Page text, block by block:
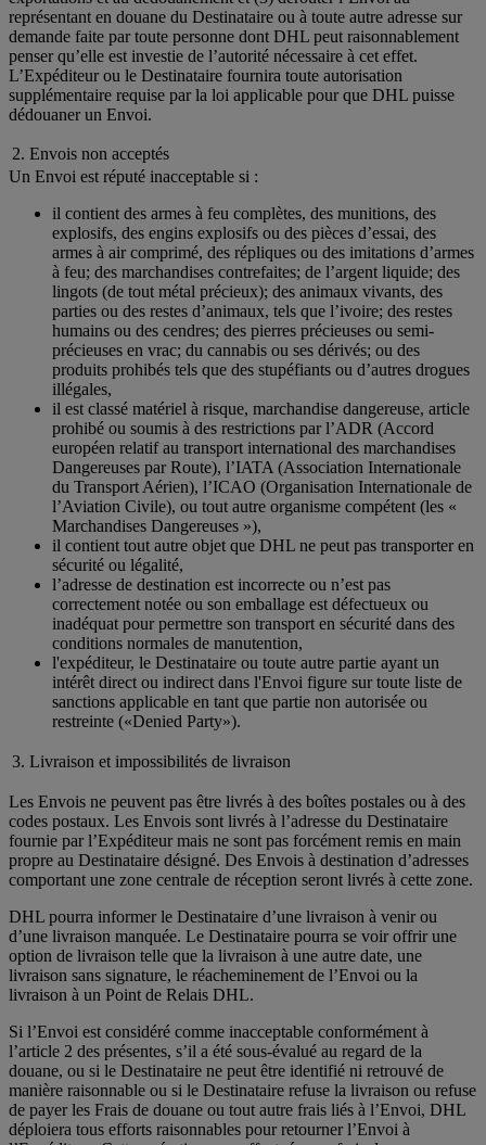
représentant en douane du Destinataire ou à toute autre adresse sur
demande faite par toute personne dont DHL peut raisonnablement
penser qu’elle est investie de l’autorité nécessaire à cet effet.
L’Expéditeur ou le Destinataire fournira toute autorisation
supplémentaire requise par la loi applicable pour que DHL puisse
dédouaner un Envoi.
2. Envois non acceptés
Un Envoi est réputé inacceptable si :
il contient des armes à feu complètes, des munitions, des
explosifs, des engins explosifs ou des pièces d’essai, des
armes à air comprimé, des répliques ou des imitations d’armes
à feu; des marchandises contrefaites; de l’argent liquide; des
lingots (de tout métal précieux); des animaux vivants, des
parties ou des restes d’animaux, tels que l’ivoire; des restes
humains ou des cendres; des pierres précieuses ou semi-
précieuses en vrac; du cannabis ou ses dérivés; ou des
produits prohibés tels que des stupéfiants ou d’autres drogues
illégales,
il est classé matériel à risque, marchandise dangereuse, article
prohibé ou soumis à des restrictions par l’ADR (Accord
européen relatif au transport international des marchandises
Dangereuses par Route), l’IATA (Association Internationale
du Transport Aérien), l’ICAO (Organisation Internationale de
l’Aviation Civile), ou tout autre organisme compétent (les «
Marchandises Dangereuses »),
il contient tout autre objet que DHL ne peut pas transporter en
sécurité ou légalité,
l’adresse de destination est incorrecte ou n’est pas
correctement notée ou son emballage est défectueux ou
inadéquat pour permettre son transport en sécurité dans des
conditions normales de manutention,
l'expéditeur, le Destinataire ou toute autre partie ayant un
intérêt direct ou indirect dans l'Envoi figure sur toute liste de
sanctions applicable en tant que partie non autorisée ou
restreinte («Denied Party»).
3. Livraison et impossibilités de livraison
Les Envois ne peuvent pas être livrés à des boîtes postales ou à des
codes postaux. Les Envois sont livrés à l’adresse du Destinataire
fournie par l’Expéditeur mais ne sont pas forcément remis en main
propre au Destinataire désigné. Des Envois à destination d’adresses
comportant une zone centrale de réception seront livrés à cette zone.
DHL pourra informer le Destinataire d’une livraison à venir ou
d’une livraison manquée. Le Destinataire pourra se voir offrir une
option de livraison telle que la livraison à une autre date, une
livraison sans signature, le réacheminement de l’Envoi ou la
livraison à un Point de Relais DHL.
Si l’Envoi est considéré comme inacceptable conformément à
l’article 2 des présentes, s’il a été sous-évalué au regard de la
douane, ou si le Destinataire ne peut être identifié ni retrouvé de
manière raisonnable ou si le Destinataire refuse la livraison ou refuse
de payer les Frais de douane ou tout autre frais liés à l’Envoi, DHL
déploiera tous efforts raisonnables pour retourner l’Envoi à